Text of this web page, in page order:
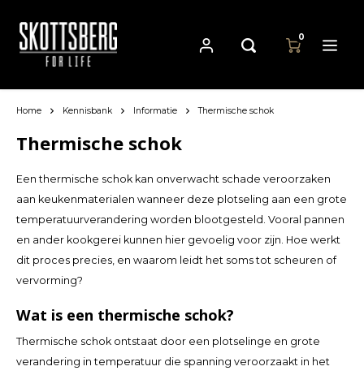
Hoofdmenu / pannen
Pannen
Cast Iron Cookware
Carbon Steel Cookware
Stainless Steel Cookware
Hoofdmenu
Taal
Nederlands
English
Español
Hoofdmenu
Valuta
EUR
USD
CAD
0
Home Kennisbank Informatie Thermische schok
Thermische schok
Een thermische schok kan onverwacht schade veroorzaken
aan keukenmaterialen wanneer deze plotseling aan een grote
temperatuurverandering worden blootgesteld. Vooral pannen
en ander kookgerei kunnen hier gevoelig voor zijn. Hoe werkt
dit proces precies, en waarom leidt het soms tot scheuren of
vervorming?
Wat is een thermische schok?
Thermische schok ontstaat door een plotselinge en grote
verandering in temperatuur die spanning veroorzaakt in het